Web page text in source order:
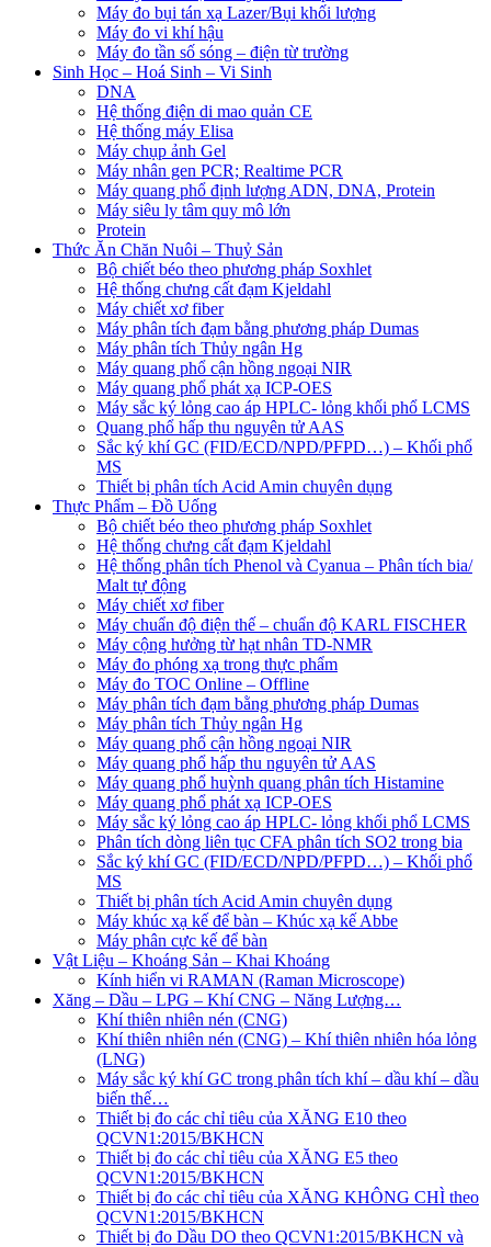
Máy đo bụi tán xạ Lazer/Bụi khối lượng
Máy đo vi khí hậu
Máy đo tần số sóng – điện từ trường
Sinh Học – Hoá Sinh – Vi Sinh
DNA
Hệ thống điện di mao quản CE
Hệ thống máy Elisa
Máy chụp ảnh Gel
Máy nhân gen PCR; Realtime PCR
Máy quang phổ định lượng ADN, DNA, Protein
Máy siêu ly tâm quy mô lớn
Protein
Thức Ăn Chăn Nuôi – Thuỷ Sản
Bộ chiết béo theo phương pháp Soxhlet
Hệ thống chưng cất đạm Kjeldahl
Máy chiết xơ fiber
Máy phân tích đạm bằng phương pháp Dumas
Máy phân tích Thủy ngân Hg
Máy quang phổ cận hồng ngoại NIR
Máy quang phổ phát xạ ICP-OES
Máy sắc ký lỏng cao áp HPLC- lỏng khối phổ LCMS
Quang phổ hấp thu nguyên tử AAS
Sắc ký khí GC (FID/ECD/NPD/PFPD…) – Khối phổ
MS
Thiết bị phân tích Acid Amin chuyên dụng
Thực Phẩm – Đồ Uống
Bộ chiết béo theo phương pháp Soxhlet
Hệ thống chưng cất đạm Kjeldahl
Hệ thống phân tích Phenol và Cyanua – Phân tích bia/
Malt tự động
Máy chiết xơ fiber
Máy chuẩn độ điện thế – chuẩn độ KARL FISCHER
Máy cộng hưởng từ hạt nhân TD-NMR
Máy đo phóng xạ trong thực phẩm
Máy đo TOC Online – Offline
Máy phân tích đạm bằng phương pháp Dumas
Máy phân tích Thủy ngân Hg
Máy quang phổ cận hồng ngoại NIR
Máy quang phổ hấp thu nguyên tử AAS
Máy quang phổ huỳnh quang phân tích Histamine
Máy quang phổ phát xạ ICP-OES
Máy sắc ký lỏng cao áp HPLC- lỏng khối phổ LCMS
Phân tích dòng liên tục CFA phân tích SO2 trong bia
Sắc ký khí GC (FID/ECD/NPD/PFPD…) – Khối phổ
MS
Thiết bị phân tích Acid Amin chuyên dụng
Máy khúc xạ kế để bàn – Khúc xạ kế Abbe
Máy phân cực kế để bàn
Vật Liệu – Khoáng Sản – Khai Khoáng
Kính hiển vi RAMAN (Raman Microscope)
Xăng – Dầu – LPG – Khí CNG – Năng Lượng…
Khí thiên nhiên nén (CNG)
Khí thiên nhiên nén (CNG) – Khí thiên nhiên hóa lỏng
(LNG)
Máy sắc ký khí GC trong phân tích khí – dầu khí – dầu
biến thế…
Thiết bị đo các chỉ tiêu của XĂNG E10 theo
QCVN1:2015/BKHCN
Thiết bị đo các chỉ tiêu của XĂNG E5 theo
QCVN1:2015/BKHCN
Thiết bị đo các chỉ tiêu của XĂNG KHÔNG CHÌ theo
QCVN1:2015/BKHCN
Thiết bị đo Dầu DO theo QCVN1:2015/BKHCN và